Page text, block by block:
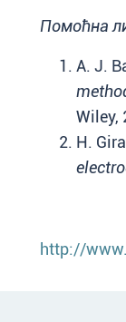
Помоћна
A. J.
Wiley,
H.
http://